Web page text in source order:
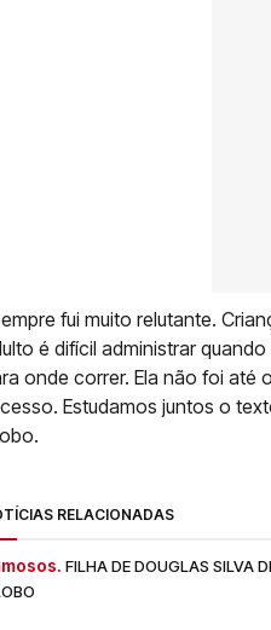
fui muito relutante.
é difícil administrar
onde correr. Ela não foi até
Estudamos juntos o
RELACIONADAS
FILHA DE DOUGLAS SILVA